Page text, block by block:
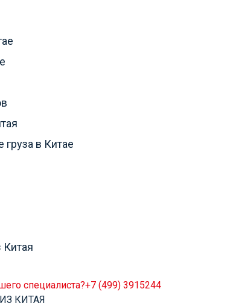
в Китае
Китая
специалиста?+7 (499) 3915244
КИТАЯ